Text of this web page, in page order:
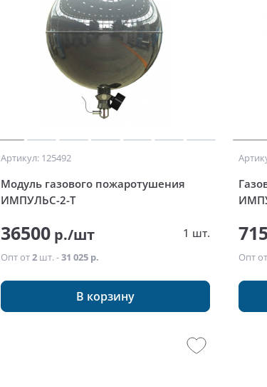
Артикул: 125492
Модуль газового пожаротушения
ИМПУЛЬС-2-Т
36500р./шт 1 шт.
Опт от2шт. -31 025 р.
В корзину
Опт от